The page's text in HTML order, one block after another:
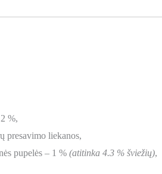
%,
presavimo liekanos,
pupelės – 1 % (atitinka 4.3 % šviežių),